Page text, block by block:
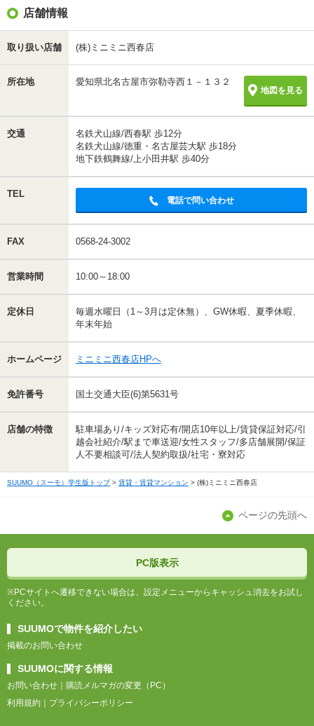
店舗情報
取り扱い店舗 (株)ミニミニ西春店
所在地 愛知県北名古屋市弥勒寺西１－１３２
地図を見る
交通
名鉄犬山線/西春駅 歩12分
名鉄犬山線/徳重・名古屋芸大駅 歩18分
地下鉄鶴舞線/上小田井駅 歩40分
TEL
電話で問い合わせ
FAX 0568-24-3002
営業時間 10:00～18:00
定休日
毎週水曜日（1～3月は定休無）、GW休暇、夏季休暇、
年末年始
ホームページ ミニミニ西春店HPへ
免許番号 国土交通大臣(6)第5631号
店舗の特徴
駐車場あり/キッズ対応有/開店10年以上/賃貸保証対応/引
越会社紹介/駅まで車送迎/女性スタッフ/多店舗展開/保証
人不要相談可/法人契約取扱/社宅・寮対応
SUUMO（スーモ）学生版トップ 賃貸・賃貸マンション (株)ミニミニ西春店
ページの先頭へ
PC版表示
※PCサイトへ遷移できない場合は、設定メニューからキャッシュ消去をお試し
ください。
SUUMOで物件を紹介したい
掲載のお問い合わせ
SUUMOに関する情報
お問い合わせ
購読メルマガの変更（PC）
利用規約
プライバシーポリシー